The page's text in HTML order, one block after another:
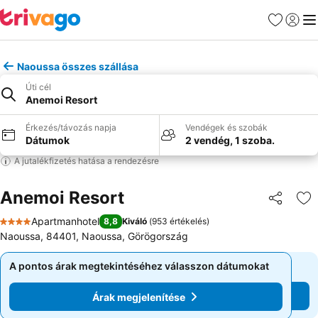
Kedvencek
Naoussa összes szállása
Úti cél
Anemoi Resort
Érkezés/távozás napja
Dátumok
Vendégek és szobák
2 vendég, 1 szoba.
A jutalékfizetés hatása a rendezésre
Anemoi Resort
4 Kategória
Apartmanhotel 8,8 Kiváló (953 értékelés)
Naoussa, 84401, Naoussa, Görögország
A pontos árak megtekintéséhez válasszon dátumokat
Árak megjelenítése
A pontos árak megtekintéséhez válasszon dátumokat
Árak megjelenítése